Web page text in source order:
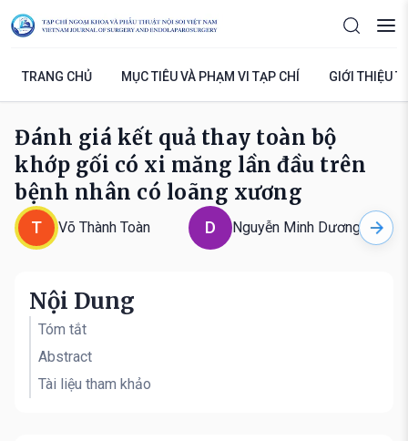
TRANG CHỦ MỤC TIÊU VÀ PHẠM VI TẠP CHÍ GIỚI THIỆU
Đánh giá kết quả thay toàn bộ
khớp gối có xi măng lần đầu trên
bệnh nhân có loãng xương
T Võ Thành Toàn D Nguyễn Minh Dương
Nội Dung
Tóm tắt
Abstract
Tài liệu tham khảo